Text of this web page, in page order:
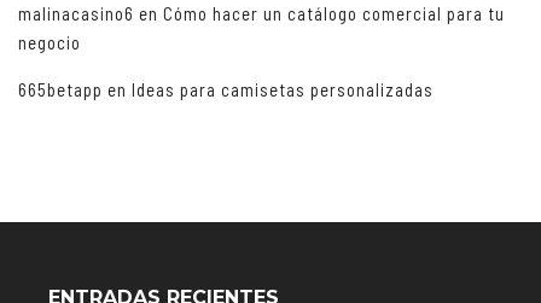
malinacasino6 en Cómo hacer un catálogo comercial para tu
negocio
665betapp en Ideas para camisetas personalizadas
ENTRADAS RECIENTES